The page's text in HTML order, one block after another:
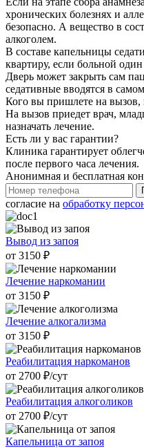
хронических болезнях и
безопасно. А вещество в
алкоголем.
В составе капельницы
квартиру, если больной
Дверь может закрыть сам
седативные вводятся в
Кого вы пришлете на вызов,
На вызов приедет врач,
назначать лечение.
Есть ли у вас гарантии?
Клиника гарантирует
после первого часа лечения.
Анонимная и бесплатная
согласие на обработку
Вывод из запоя
от 3150 ₽
Лечение наркомании
от 3150 ₽
Лечение алкогализма
от 3150 ₽
Реабилитация наркоманов
от 2700 ₽/cут
Реабилитация алкоголиков
от 2700 ₽/cут
Капельница от запоя